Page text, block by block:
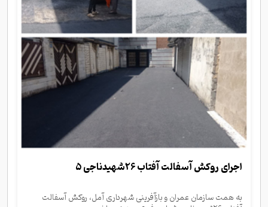
اجرای روکش آسفالت آفتاب ۲۶شهیدناجی ۵
به همت سازمان عمران و بازآفرینی شهرداری آمل، روکش آسفالت